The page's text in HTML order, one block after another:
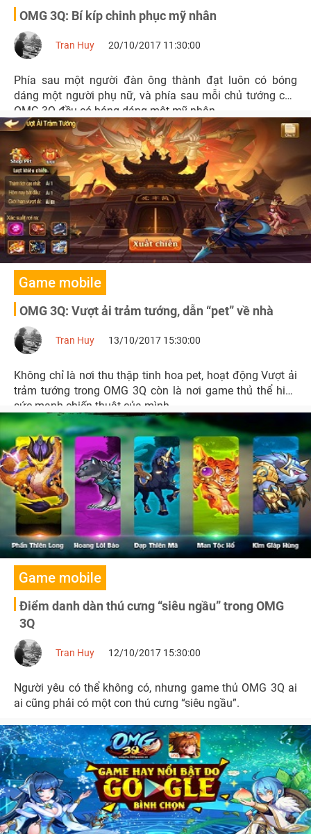
OMG 3Q: Bí kíp chinh phục mỹ nhân
Tran Huy 20/10/2017 11:30:00
Phía sau một người đàn ông thành đạt luôn có bóng
dáng một người phụ nữ, và phía sau mỗi chủ tướng của
OMG 3Q đều có bóng dáng một mỹ nhân.
Game mobile
OMG 3Q: Vượt ải trảm tướng, dẫn “pet” về nhà
Tran Huy 13/10/2017 15:30:00
Không chỉ là nơi thu thập tinh hoa pet, hoạt động Vượt ải
trảm tướng trong OMG 3Q còn là nơi game thủ thể hiện
sức mạnh chiến thuật của mình.
Game mobile
Điểm danh dàn thú cưng “siêu ngầu” trong OMG
3Q
Tran Huy 12/10/2017 15:30:00
Người yêu có thể không có, nhưng game thủ OMG 3Q ai
ai cũng phải có một con thú cưng “siêu ngầu”.